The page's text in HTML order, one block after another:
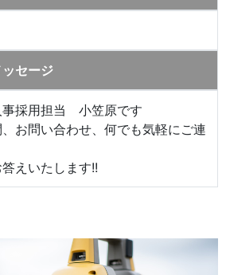
セージ
採用担当 小笠原です
お問い合わせ、何でも気軽にご連
えいたします!!